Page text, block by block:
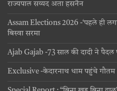
राज्यपाल सय्यद अता हसनैन
Assam Elections 2026 -‘पहले ही
बिस्वा सरमा
Ajab Gajab -73 साल की दादी ने पैदल
Exclusive -केदारनाथ धाम पहुंचे गौतम